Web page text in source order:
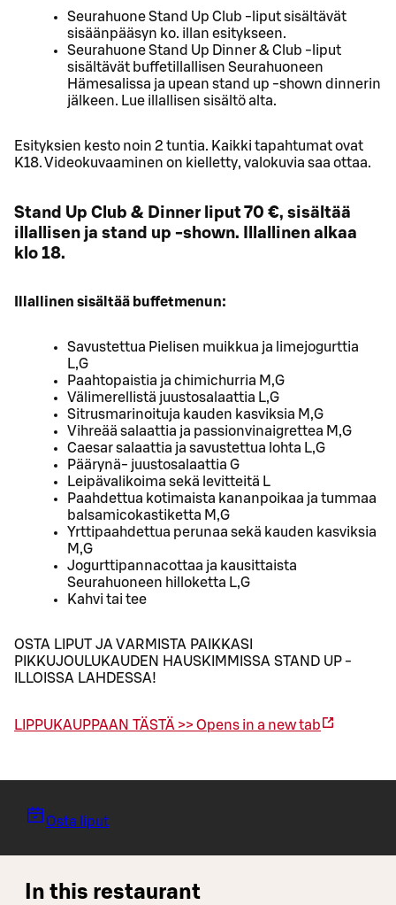
Seurahuone Stand Up Club -liput sisältävät
sisäänpääsyn ko. illan esitykseen.
Seurahuone Stand Up Dinner & Club -liput
sisältävät buffetillallisen Seurahuoneen
Hämesalissa ja upean stand up -shown dinnerin
jälkeen. Lue illallisen sisältö alta.
Esityksien kesto noin 2 tuntia. Kaikki tapahtumat ovat
K18. Videokuvaaminen on kielletty, valokuvia saa ottaa.
Stand Up Club & Dinner liput 70 €, sisältää
illallisen ja stand up -shown. Illallinen alkaa
klo 18.
Illallinen sisältää buffetmenun:
Savustettua Pielisen muikkua ja limejogurttia
L,G
Paahtopaistia ja chimichurria M,G
Välimerellistä juustosalaattia L,G
Sitrusmarinoituja kauden kasviksia M,G
Vihreää salaattia ja passionvinaigrettea M,G
Caesar salaattia ja savustettua lohta L,G
Päärynä- juustosalaattia G
Leipävalikoima sekä levitteitä L
Paahdettua kotimaista kananpoikaa ja tummaa
balsamicokastiketta M,G
Yrttipaahdettua perunaa sekä kauden kasviksia
M,G
Jogurttipannacottaa ja kausittaista
Seurahuoneen hilloketta L,G
Kahvi tai tee
OSTA LIPUT JA VARMISTA PAIKKASI
PIKKUJOULUKAUDEN HAUSKIMMISSA STAND UP -
ILLOISSA LAHDESSA!
LIPPUKAUPPAAN TÄSTÄ >>Opens in a new tab
Osta liput
In this restaurant